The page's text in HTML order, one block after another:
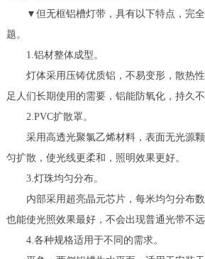
▼但无框铝槽灯带，具有以下特点，完全
题。
1.铝材整体成型。
灯体采用压铸优质铝，不易变形，散热性
足人们长期使用的需要，铝能防氧化，持久不
2.PVC扩散罩。
采用高透光聚氯乙烯材料，表面无光源颗
匀扩散，使光线更柔和，照明效果更好。
3.灯珠均匀分布。
内部采用超亮晶元芯片，每米均匀分布数
也能使光照效果最好，不会出现普通光带不远
4.各种规格适用于不同的需求。